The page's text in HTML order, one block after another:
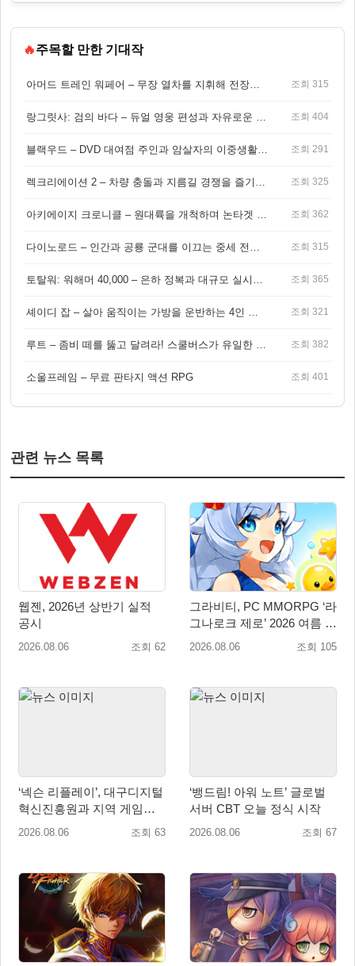
🔥주목할 만한 기대작
조회 315
조회 404
조회 291
조회 325
조회 362
조회 315
조회 365
조회 321
조회 382
소울프레임 – 무료 판타지 액션 RPG 조회 401
관련 뉴스 목록
웹젠, 2026년 상반기 실적
공시
2026.08.06 조회 62
그라비티, PC MMORPG ‘라
그나로크 제로’ 2026 여름 프
로모션 진행!
2026.08.06 조회 105
‘넥슨 리플레이’, 대구디지털
혁신진흥원과 지역 게임산
업 육성 위한 업무협약 체결
2026.08.06 조회 63
‘뱅드림! 아워 노트’ 글로벌
서버 CBT 오늘 정식 시작
2026.08.06 조회 67